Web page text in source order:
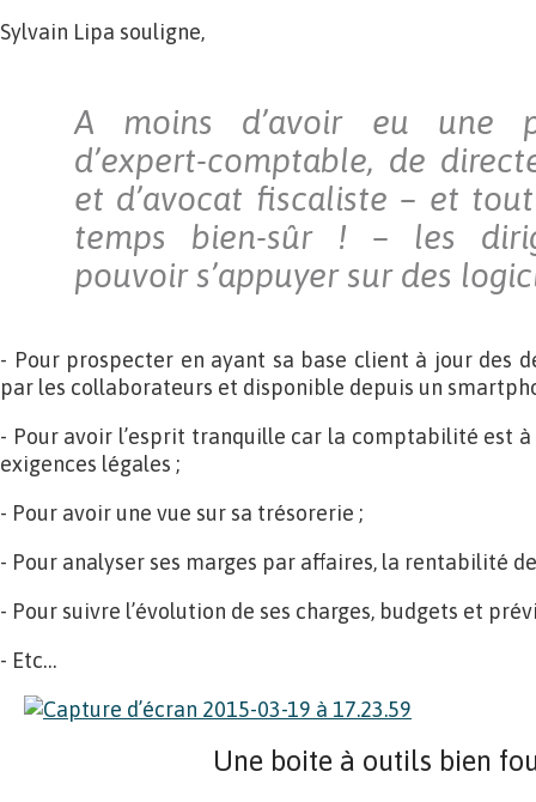
Sylvain Lipa souligne,
A moins d’avoir eu une
d’expert-comptable, de
et d’avocat fiscaliste – et
temps bien-sûr ! – les
pouvoir s’appuyer sur des
- Pour prospecter en ayant sa base client à jour des
par les collaborateurs et disponible depuis un
- Pour avoir l’esprit tranquille car la comptabilité est
exigences légales ;
- Pour avoir une vue sur sa trésorerie ;
- Pour analyser ses marges par affaires, la rentabilité
- Pour suivre l’évolution de ses charges, budgets et
- Etc…
Une boite à outils bien